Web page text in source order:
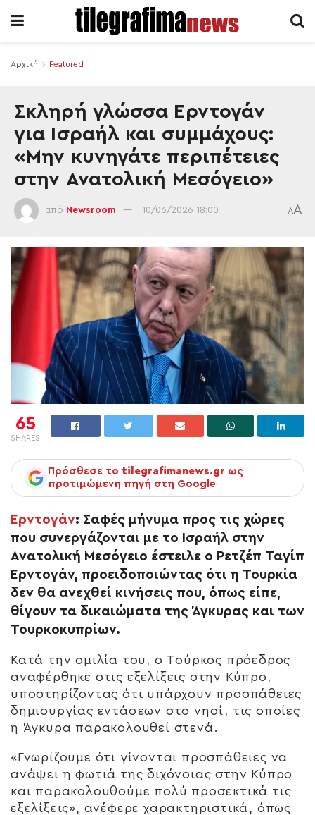
Αρχική Featured
Σκληρή γλώσσα Ερντογάν
για Ισραήλ και συμμάχους:
«Μην κυνηγάτε περιπέτειες
στην Ανατολική Μεσόγειο»
από Newsroom 10/06/2026 18:00 AA
65
SHARES
Πρόσθεσε το tilegrafimanews.gr ως
προτιμώμενη πηγή στη Google
Ερντογάν: Σαφές μήνυμα προς τις χώρες
που συνεργάζονται με το Ισραήλ στην
Ανατολική Μεσόγειο έστειλε ο Ρετζέπ Ταγίπ
Ερντογάν, προειδοποιώντας ότι η Τουρκία
δεν θα ανεχθεί κινήσεις που, όπως είπε,
θίγουν τα δικαιώματα της Άγκυρας και των
Τουρκοκυπρίων.
Κατά την ομιλία του, ο Τούρκος πρόεδρος
αναφέρθηκε στις εξελίξεις στην Κύπρο,
υποστηρίζοντας ότι υπάρχουν προσπάθειες
δημιουργίας εντάσεων στο νησί, τις οποίες
η Άγκυρα παρακολουθεί στενά.
«Γνωρίζουμε ότι γίνονται προσπάθειες να
ανάψει η φωτιά της διχόνοιας στην Κύπρο
και παρακολουθούμε πολύ προσεκτικά τις
εξελίξεις», ανέφερε χαρακτηριστικά, όπως